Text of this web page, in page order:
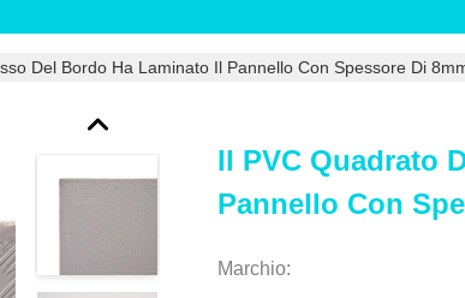
Del Bordo Ha Laminato Il Pannello Con Spessore Di
Il PVC Quadrato
Pannello Con
Marchio: